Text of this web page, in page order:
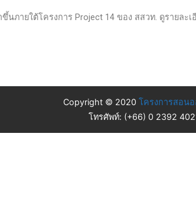
นภายใต้โครงการ Project 14 ของ สสวท. ดูรายละเ
Copyright © 2020 โครงการสอน
โทรศัพท์: (+66) 0 2392